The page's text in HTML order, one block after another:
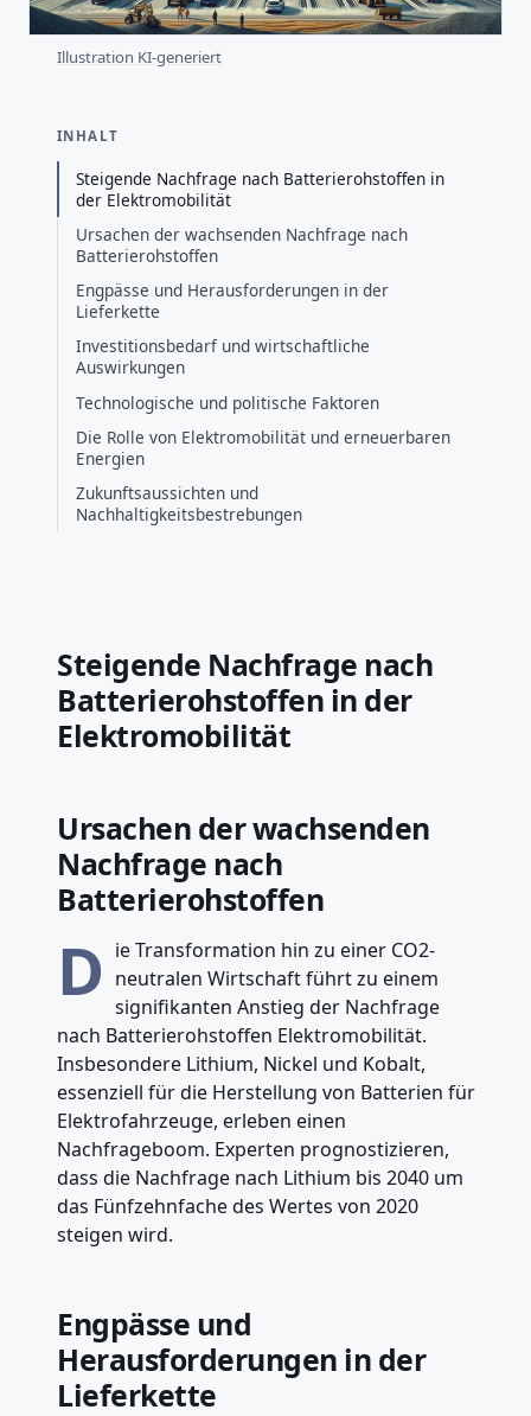
Illustration KI-generiert
INHALT
Steigende Nachfrage nach Batterierohstoffen in
der Elektromobilität
Ursachen der wachsenden Nachfrage nach
Batterierohstoffen
Engpässe und Herausforderungen in der
Lieferkette
Investitionsbedarf und wirtschaftliche
Auswirkungen
Technologische und politische Faktoren
Die Rolle von Elektromobilität und erneuerbaren
Energien
Zukunftsaussichten und
Nachhaltigkeitsbestrebungen
Steigende Nachfrage nach
Batterierohstoffen in der
Elektromobilität
Ursachen der wachsenden
Nachfrage nach
Batterierohstoffen
D ie Transformation hin zu einer CO2-
neutralen Wirtschaft führt zu einem
signifikanten Anstieg der Nachfrage
nach Batterierohstoffen Elektromobilität.
Insbesondere Lithium, Nickel und Kobalt,
essenziell für die Herstellung von Batterien für
Elektrofahrzeuge, erleben einen
Nachfrageboom. Experten prognostizieren,
dass die Nachfrage nach Lithium bis 2040 um
das Fünfzehnfache des Wertes von 2020
steigen wird.
Engpässe und
Herausforderungen in der
Lieferkette